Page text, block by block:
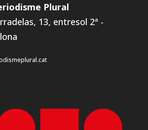
Plural
13, entresol 2ª -